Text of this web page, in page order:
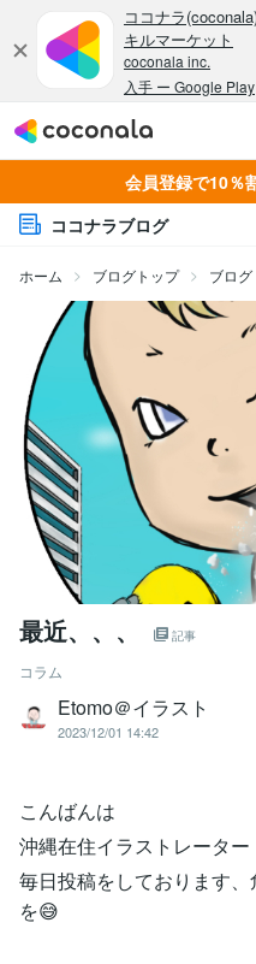
会員登録で10％
ココナラブログ
ホーム ブログトップ ブログ
最近、、、 記事
コラム
Etomo＠イラスト
2023/12/01 14:42
こんばんは
沖縄在住イラストレータ
毎日投稿をしております
を😅